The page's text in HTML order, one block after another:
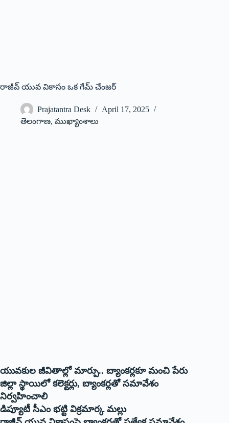
రాజీవ్ యువ వికాసం ఒక గేమ్ చేంజర్
Prajatantra Desk
April 17, 2025
తెలంగాణ, ముఖ్యాంశాలు
యువకుల జీవితాల్లో మార్పు.. బ్యాంకర్లకూ మంచి పేరు
జిల్లా స్థాయిలో కలెక్టర్లు, బ్యాంకర్లతో సమావేశం
నిర్వహించాలి
డిప్యూటీ సీఎం భట్టి విక్రమార్క మల్లు